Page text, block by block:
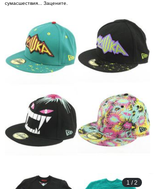
сумасшествия... Зацените.
1 /2